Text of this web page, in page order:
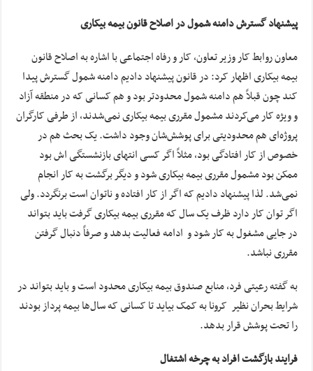
پیشنهاد گسترش دامنه شمول در اصلاح قانون بیمه بیکاری
معاون روابط کار وزیر تعاون، کار و رفاه اجتماعی با اشاره به اصلاح قانون
بیمه بیکاری اظهار کرد: در قانون پیشنهاد دادیم دامنه شمول گسترش پیدا
کند چون قبلاً هم دامنه شمول محدودتر بود و هم کسانی که در منطقه آزاد
و ویژه کار می‌کردند مشمول مقرری بیمه بیکاری نمی‌شدند، از طرفی کارگران
پروژه‌ای هم محدودیتی برای پوشش‌شان وجود داشت. یک بحث هم در
خصوص از کار افتادگی بود، مثلاً اگر کسی انتهای بازنشستگی اش بود
ممکن بود مشمول مقرری بیمه بیکاری شود و دیگر برگشت به کار انجام
نمی‌شد. لذا پیشنهاد دادیم که اگر از کار افتاده و ناتوان است برنگردد. ولی
اگر توان کار دارد ظرف یک سال که مقرری بیمه بیکاری گرفت باید بتواند
در جایی مشغول به کار شود و ادامه فعالیت بدهد و صرفاً دنبال گرفتن
مقرری نباشد.
به گفته رعیتی فرد، منابع صندوق بیمه بیکاری محدود است و باید بتواند در
شرایط بحران نظیر کرونا به کمک بیاید تا کسانی که سال‌ها بیمه پرداز بودند
را تحت پوشش قرار بدهد.
فرایند بازگشت افراد به چرخه اشتغال